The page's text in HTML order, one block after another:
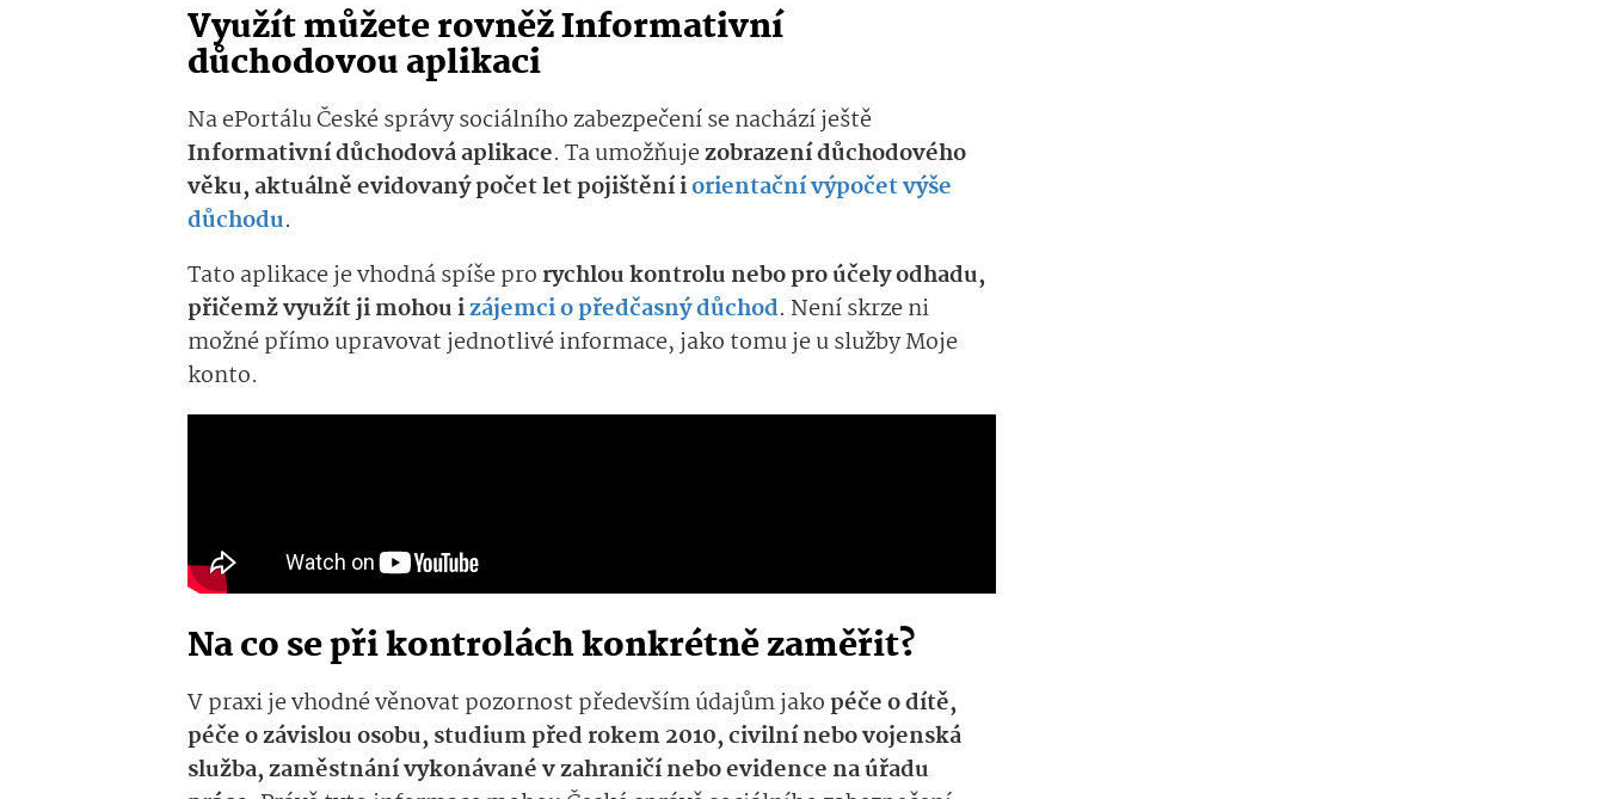
Využít můžete rovněž Informativní
důchodovou aplikaci
Na ePortálu České správy sociálního zabezpečení se nachází ještě
Informativní důchodová aplikace. Ta umožňujezobrazení důchodového
věku, aktuálně evidovaný počet let pojištění iorientační výpočet výše
důchodu.
Tato aplikace je vhodná spíše pro rychlou kontrolu nebo pro účely odhadu,
přičemž využít ji mohou izájemci o předčasný důchod. Není skrze ni
možné přímo upravovat jednotlivé informace, jako tomu je u služby Moje
konto.
Na co se při kontrolách konkrétně zaměřit?
V praxi je vhodné věnovat pozornost především údajům jakopéče o dítě,
péče o závislou osobu, studium před rokem 2010, civilní nebo vojenská
služba, zaměstnání vykonávané v zahraničí nebo evidence na úřadu